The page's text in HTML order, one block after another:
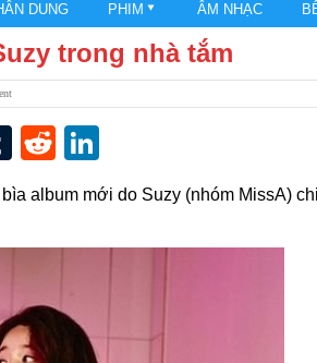
DUNG PHIM ÂM NHẠC
trong nhà tắm
TumblrReddit
album mới do Suzy (nhóm MissA)